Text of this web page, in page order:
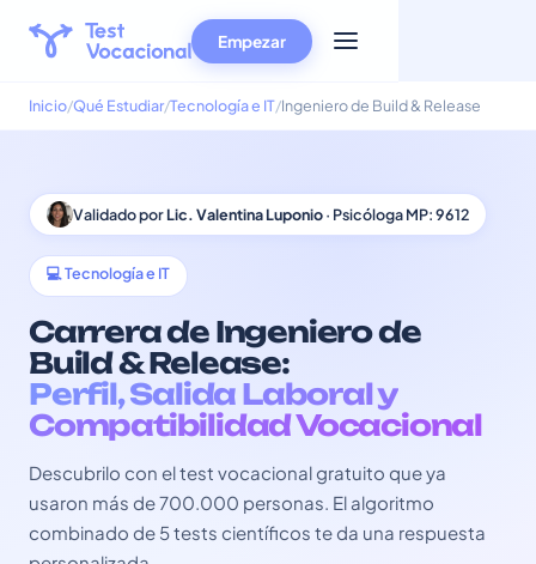
Empezar
Inicio Qué Estudiar Tecnología e IT Ingeniero de Build & Release
Validado porLic. Valentina Luponio· Psicóloga MP: 9612
💻 Tecnología e IT
Carrera de Ingeniero de
Build & Release:
Perfil, Salida Laboral y
Compatibilidad Vocacional
Descubrilo con el test vocacional gratuito que ya
usaron más de 700.000 personas. El algoritmo
combinado de 5 tests científicos te da una respuesta